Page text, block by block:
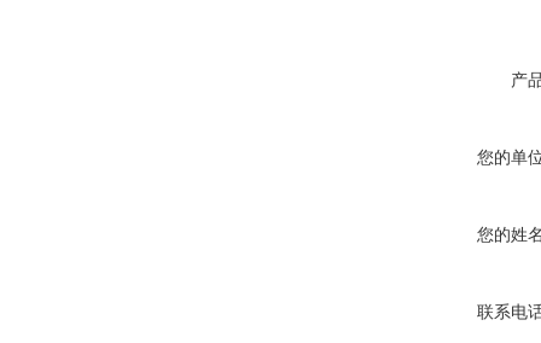
产
您的单
您的姓
联系电